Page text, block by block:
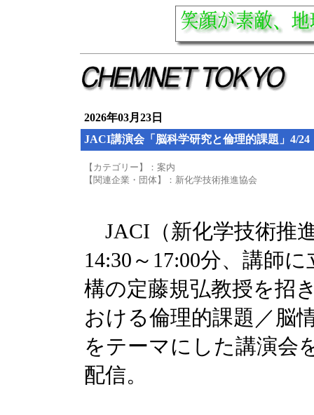
2026年03月23日
JACI講演会「脳科学研究と倫理的課題」4/24
【カテゴリー】：案内
【関連企業・団体】：新化学技術推進協会
JACI（新化学技術推
14:30～17:00分、講師
構の定藤規弘教授を招
おける倫理的課題／脳
をテーマにした講演会
配信。